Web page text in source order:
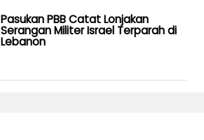
Pasukan PBB Catat Lonjakan
Serangan Militer Israel Terparah di
Lebanon